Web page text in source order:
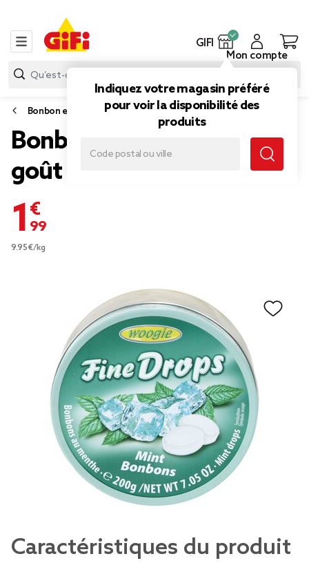
GIFI
Indiquez votre magasin préféré
pour voir la disponibilité des
produits
Mon compte
Bonbon et gourmandise
Bonbons durs pastilles
goût menthe 200gr
1,99 €
9.95€/kg
Caractéristiques du produit